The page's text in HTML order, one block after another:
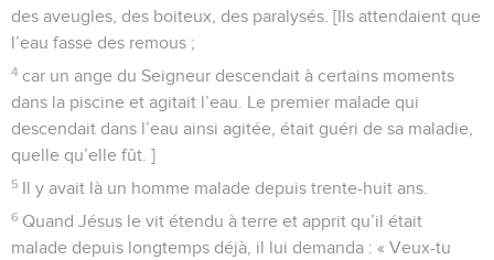
des aveugles, des boiteux, des paralysés. [Ils attendaient que
l’eau fasse des remous ;
4 car un ange du Seigneur descendait à certains moments
dans la piscine et agitait l’eau. Le premier malade qui
descendait dans l’eau ainsi agitée, était guéri de sa maladie,
quelle qu’elle fût. ]
5 Il y avait là un homme malade depuis trente-huit ans.
6 Quand Jésus le vit étendu à terre et apprit qu’il était
malade depuis longtemps déjà, il lui demanda : « Veux-tu